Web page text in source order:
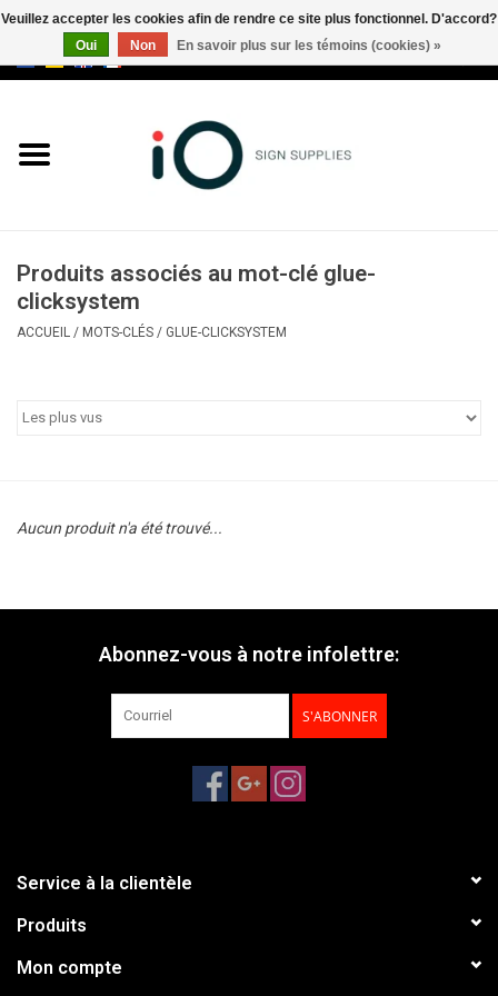
Marques
Appelez-nous au +32 3 353 67
Produits associés au mot-clé glue-
clicksystem
ACCUEIL / MOTS-CLÉS / GLUE-CLICKSYSTEM
Aucun produit n'a été trouvé...
Abonnez-vous à notre infolettre:
S'ABONNER
Service à la clientèle
Produits
Mon compte
Veuillez accepter les cookies afin de rendre ce site plus fonctionnel. D'accord?
Oui
Non En savoir plus sur les témoins (cookies) »